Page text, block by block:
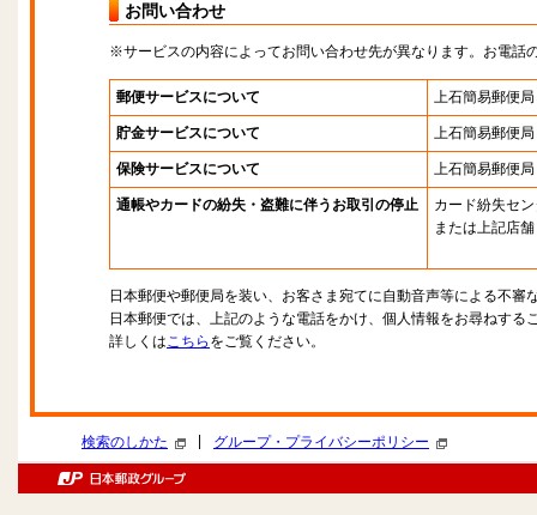
お問い合わせ
※サービスの内容によってお問い合わせ先が異なります。お電話
郵便サービスについて 上石簡易郵便局
貯金サービスについて 上石簡易郵便局
保険サービスについて 上石簡易郵便局
通帳やカードの紛失・盗難に伴うお取引の停止
カード紛失セ
または上記店舗
日本郵便や郵便局を装い、お客さま宛てに自動音声等による不審
日本郵便では、上記のような電話をかけ、個人情報をお尋ねする
詳しくはこちら をご覧ください。
検索のしかた グループ・プライバシーポリシー